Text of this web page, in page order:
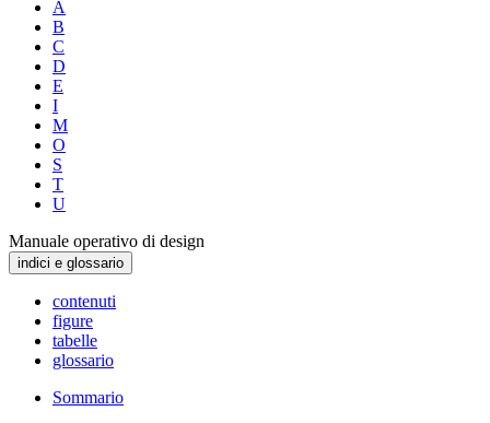
A
B
C
D
E
I
M
O
S
T
U
Manuale operativo di design
indici e glossario
contenuti
figure
tabelle
glossario
Sommario